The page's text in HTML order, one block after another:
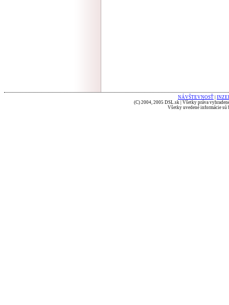
NÁVŠTEVNOSŤ
(C) 2004, 2005 DSL.sk | Všetky práva
Všetky uvedené informácie sú